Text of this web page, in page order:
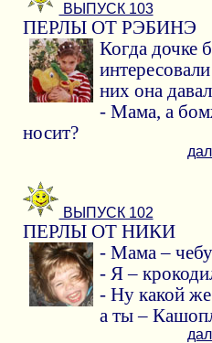
ВЫПУСК 103
ПЕРЛЫ ОТ РЭБИНЭ
Когда дочке
них она
- Мама, а
носит?
ВЫПУСК 102
ПЕРЛЫ ОТ НИКИ
- Мама –
- Я –
- Ну какой
а ты –